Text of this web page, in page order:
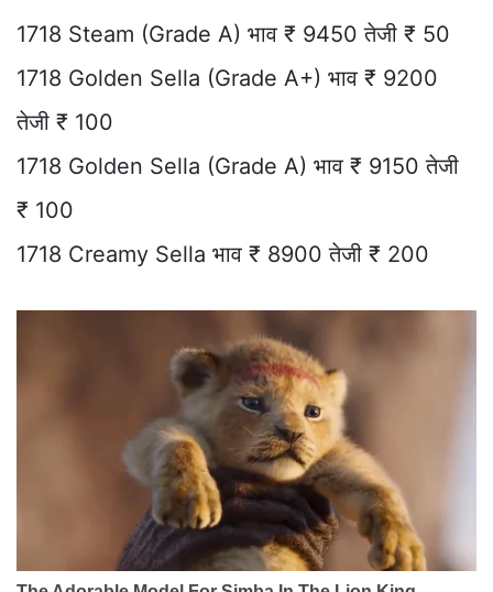
1718 Steam (Grade A) भाव ₹ 9450 तेजी ₹ 50
1718 Golden Sella (Grade A+) भाव ₹ 9200
तेजी ₹ 100
1718 Golden Sella (Grade A) भाव ₹ 9150 तेजी
₹ 100
1718 Creamy Sella भाव ₹ 8900 तेजी ₹ 200